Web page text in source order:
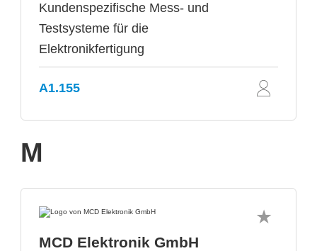
Kundenspezifische Mess- und
Testsysteme für die
Elektronikfertigung
A1.155
M
MCD Elektronik GmbH